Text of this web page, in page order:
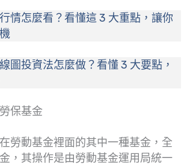
情怎麼看？看懂這 3 大重點，讓你
圖投資法怎麼做？看懂 3 大要點，
保基金
勞動基金裡面的其中一種基金，全
，其操作是由勞動基金運用局統一